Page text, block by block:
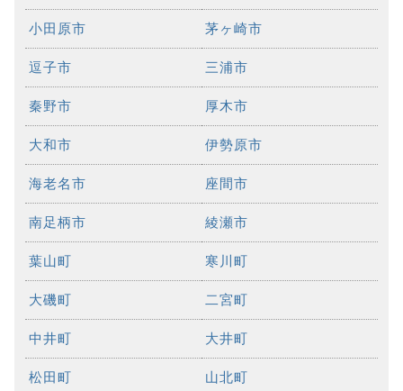
小田原市 茅ヶ崎市
逗子市 三浦市
秦野市 厚木市
大和市 伊勢原市
海老名市 座間市
南足柄市 綾瀬市
葉山町 寒川町
大磯町 二宮町
中井町 大井町
松田町 山北町